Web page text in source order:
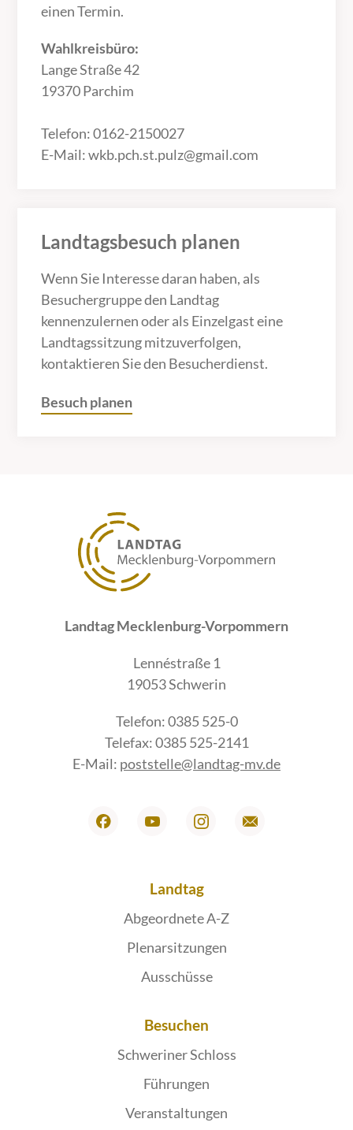
einen Termin.
Wahlkreisbüro:
Lange Straße 42
19370 Parchim
Telefon: 0162-2150027
E-Mail: wkb.pch.st.pulz@gmail.com
Landtagsbesuch planen
Wenn Sie Interesse daran haben, als
Besuchergruppe den Landtag
kennenzulernen oder als Einzelgast eine
Landtagssitzung mitzuverfolgen,
kontaktieren Sie den Besucherdienst.
Besuch planen
Landtag Mecklenburg-Vorpommern
Lennéstraße 1
19053 Schwerin
Telefon: 0385 525-0
Telefax: 0385 525-2141
E-Mail: poststelle@landtag-mv.de
Landtag
Abgeordnete A-Z
Plenarsitzungen
Ausschüsse
Besuchen
Schweriner Schloss
Führungen
Veranstaltungen